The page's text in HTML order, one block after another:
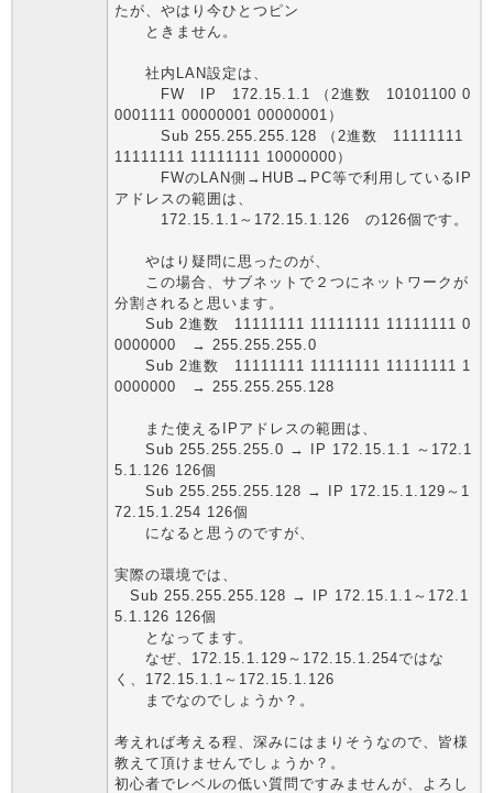
たが、やはり今ひとつピン
ときません。
社内LAN設定は、
FW IP 172.15.1.1 （2進数 10101100 0
0001111 00000001 00000001）
Sub 255.255.255.128 （2進数 11111111
11111111 11111111 10000000）
FWのLAN側→HUB→PC等で利用しているIP
アドレスの範囲は、
172.15.1.1～172.15.1.126 の126個です。
やはり疑問に思ったのが、
この場合、サブネットで２つにネットワークが
分割されると思います。
Sub 2進数 11111111 11111111 11111111 0
0000000 → 255.255.255.0
Sub 2進数 11111111 11111111 11111111 1
0000000 → 255.255.255.128
また使えるIPアドレスの範囲は、
Sub 255.255.255.0 → IP 172.15.1.1 ～172.1
5.1.126 126個
Sub 255.255.255.128 → IP 172.15.1.129～1
72.15.1.254 126個
になると思うのですが、
実際の環境では、
Sub 255.255.255.128 → IP 172.15.1.1～172.1
5.1.126 126個
となってます。
なぜ、172.15.1.129～172.15.1.254ではな
く、172.15.1.1～172.15.1.126
までなのでしょうか？。
考えれば考える程、深みにはまりそうなので、皆様
教えて頂けませんでしょうか？。
初心者でレベルの低い質問ですみませんが、よろし